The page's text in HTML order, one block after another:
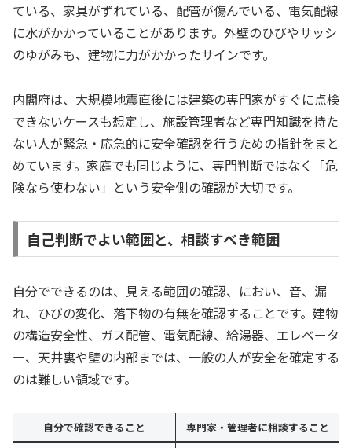
ている、家具がずれている、配管が傷んでいる、電気配線
に水がかかっていることがあります。外壁のひびやサッシ
のゆがみも、建物に力がかかったサインです。
内閣府は、大規模地震直後には建築の専門家がすぐに点検
できないケースも想定し、施設管理者など専門知識を持た
ない人が緊急・応急的に安全確認を行うための指針をまと
めています。家庭でも同じように、専門判断ではなく「危
険なら使わない」という安全側の確認が大切です。
自己判断でよい範囲と、相談すべき範囲
自分でできるのは、見える範囲の確認、におい、音、漏
れ、ひびの変化、落下物の有無を確認することです。建物
の構造安全性、ガス配管、電気配線、給湯器、エレベータ
ー、天井裏や壁の内部までは、一般の人が安全を確定する
のは難しい領域です。
自分で確認できること
専門家・管理者に相談すること